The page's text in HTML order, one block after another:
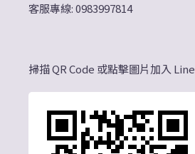
客服專線: 0983997814
掃描 QR Code 或點擊圖片加入 Line